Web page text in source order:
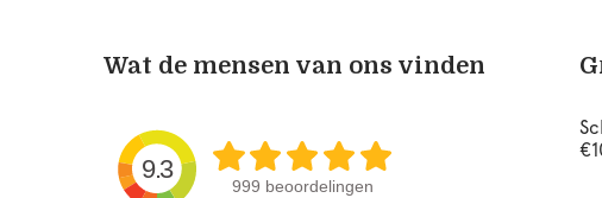
Wat de mensen van ons vinden
9.3
999 beoordelingen